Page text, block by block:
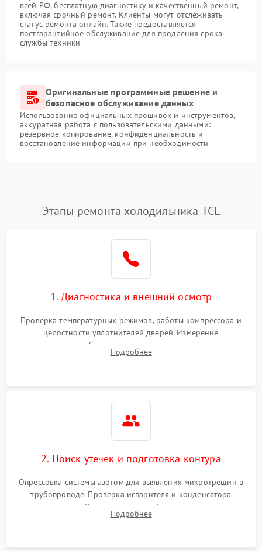
всей РФ, бесплатную диагностику и качественный ремонт,
включая срочный ремонт. Клиенты могут отслеживать
статус ремонта онлайн. Также предоставляется
постгарантийное обслуживание для продления срока
службы техники
Оригинальные программные решение и
безопасное обслуживание данных
Использование официальных прошивок и инструментов,
аккуратная работа с пользовательскими данными:
резервное копирование, конфиденциальность и
восстановление информации при необходимости
Этапы ремонта холодильника TCL
1. Диагностика и внешний осмотр
Проверка температурных режимов, работы компрессора и
целостности уплотнителей дверей. Измерение
сопротивления обмоток мотора, проверка термостата и
считывание кодов ошибок с электронного дисплея.
Подробнее
2. Поиск утечек и подготовка контура
Опрессовка системы азотом для выявления микротрещин в
трубопроводе. Проверка испарителя и конденсатора
течеискателем. Демонтаж старого фильтра-осушителя и
продувка капиллярной трубки для устранения засоров.
Подробнее